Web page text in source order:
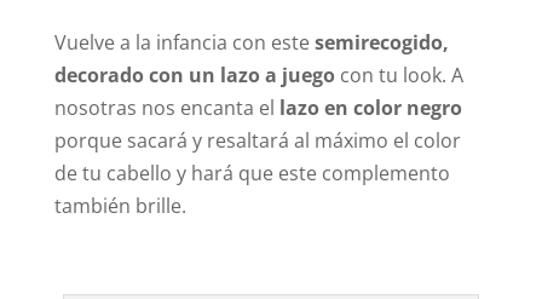
Vuelve a la infancia con estesemirecogido,
decorado con un lazo a juegocon tu look. A
nosotras nos encanta el lazo en color negro
porque sacará y resaltará al máximo el color
de tu cabello y hará que este complemento
también brille.